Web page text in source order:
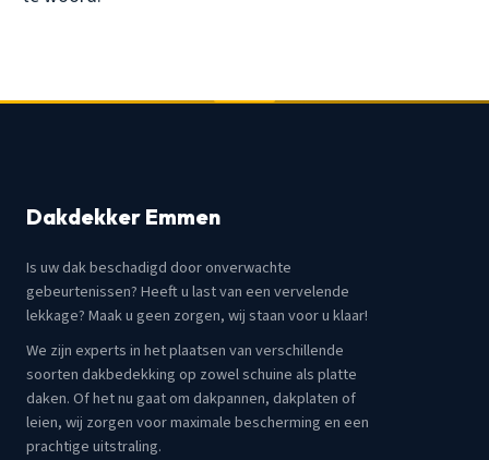
Dakdekker Emmen
Is uw dak beschadigd door onverwachte
gebeurtenissen? Heeft u last van een vervelende
lekkage? Maak u geen zorgen, wij staan voor u klaar!
We zijn experts in het plaatsen van verschillende
soorten dakbedekking op zowel schuine als platte
daken. Of het nu gaat om dakpannen, dakplaten of
leien, wij zorgen voor maximale bescherming en een
prachtige uitstraling.